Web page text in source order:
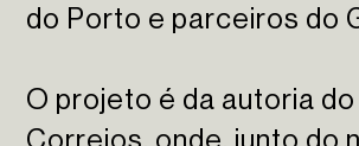
do Porto e parceiros do
O projeto é da autoria